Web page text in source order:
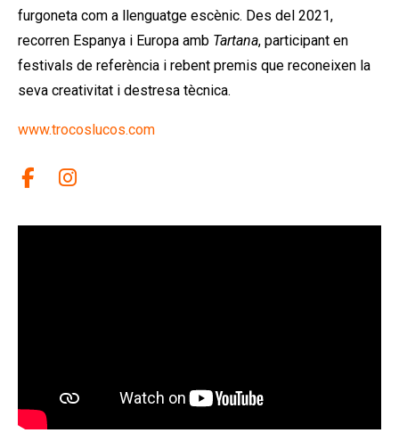
furgoneta com a llenguatge escènic. Des del 2021,
recorren Espanya i Europa amb Tartana, participant en
festivals de referència i rebent premis que reconeixen la
seva creativitat i destresa tècnica.
www.trocoslucos.com
Link a facebook
Link a instagram